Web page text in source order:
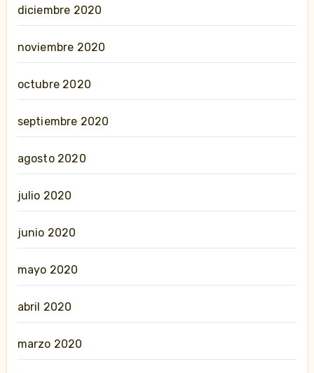
diciembre 2020
noviembre 2020
octubre 2020
septiembre 2020
agosto 2020
julio 2020
junio 2020
mayo 2020
abril 2020
marzo 2020